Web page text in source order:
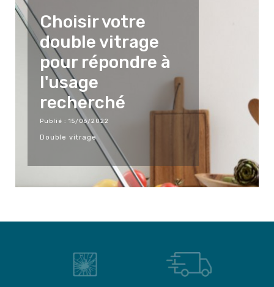
Choisir votre
double vitrage
pour répondre à
l'usage
recherché
Publié : 15/06/2022
Double vitrage